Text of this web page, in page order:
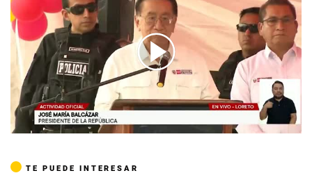
00:00/05:26
TE PUEDE INTERESAR